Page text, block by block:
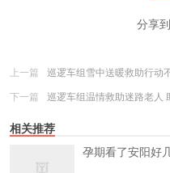
分享到
上一篇
巡逻车组雪中送暖救助行动
下一篇
巡逻车组温情救助迷路老人
相关推荐
孕期看了安阳好